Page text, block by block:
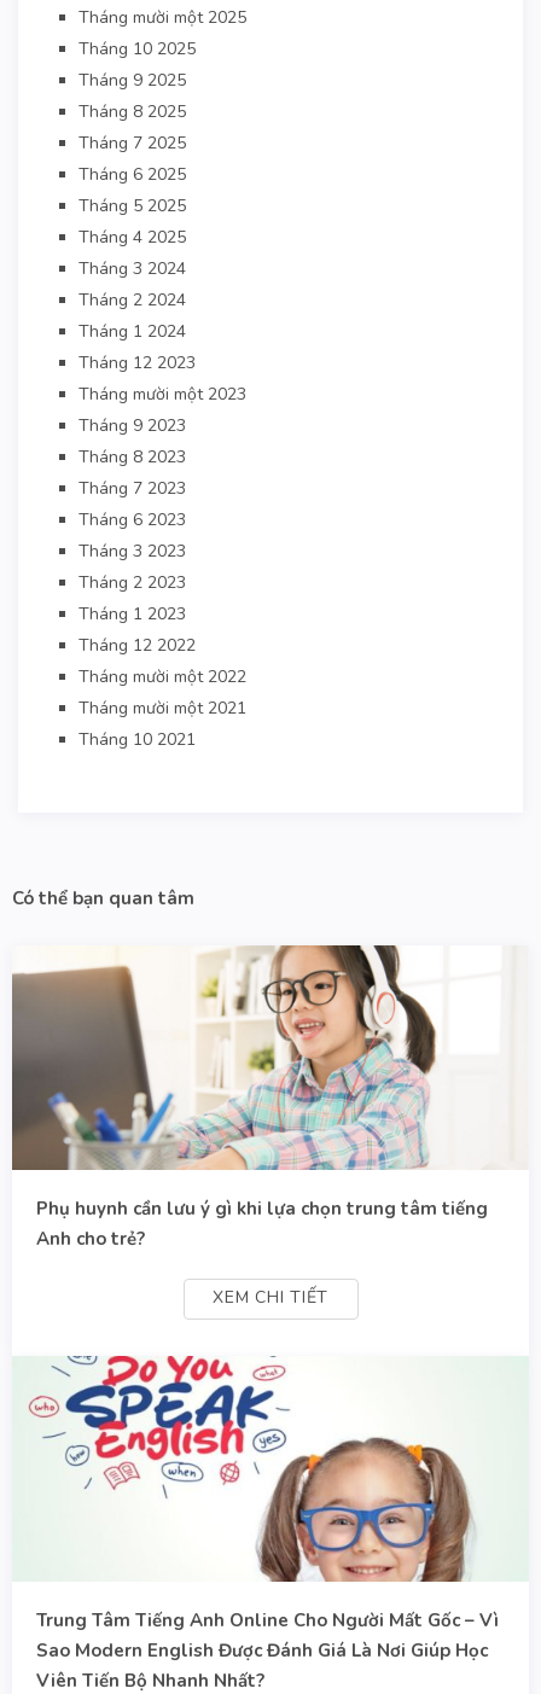
Tháng mười một 2025
Tháng 10 2025
Tháng 9 2025
Tháng 8 2025
Tháng 7 2025
Tháng 6 2025
Tháng 5 2025
Tháng 4 2025
Tháng 3 2024
Tháng 2 2024
Tháng 1 2024
Tháng 12 2023
Tháng mười một 2023
Tháng 9 2023
Tháng 8 2023
Tháng 7 2023
Tháng 6 2023
Tháng 3 2023
Tháng 2 2023
Tháng 1 2023
Tháng 12 2022
Tháng mười một 2022
Tháng mười một 2021
Tháng 10 2021
Có thể bạn quan tâm
Phụ huynh cần lưu ý gì khi lựa chọn trung tâm tiếng
Anh cho trẻ?
XEM CHI TIẾT
Trung Tâm Tiếng Anh Online Cho Người Mất Gốc – Vì
Sao Modern English Được Đánh Giá Là Nơi Giúp Học
Viên Tiến Bộ Nhanh Nhất?